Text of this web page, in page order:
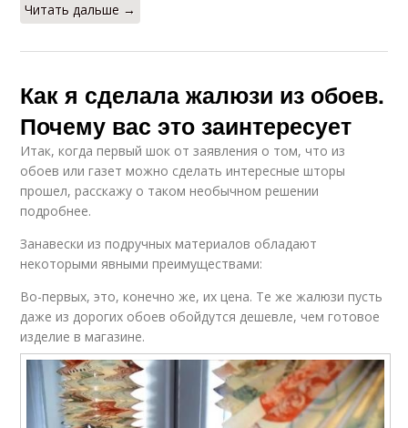
Читать дальше →
Как я сделала жалюзи из обоев.
Почему вас это заинтересует
Итак, когда первый шок от заявления о том, что из
обоев или газет можно сделать интересные шторы
прошел, расскажу о таком необычном решении
подробнее.
Занавески из подручных материалов обладают
некоторыми явными преимуществами:
Во-первых, это, конечно же, их цена. Те же жалюзи пусть
даже из дорогих обоев обойдутся дешевле, чем готовое
изделие в магазине.